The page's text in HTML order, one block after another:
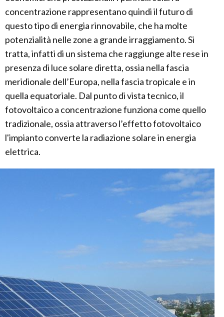
concentrazione rappresentano quindi il futuro di
questo tipo di energia rinnovabile, che ha molte
potenzialità nelle zone a grande irraggiamento. Si
tratta, infatti di un sistema che raggiunge alte rese in
presenza di luce solare diretta, ossia nella fascia
meridionale dell’Europa, nella fascia tropicale e in
quella equatoriale. Dal punto di vista tecnico, il
fotovoltaico a concentrazione funziona come quello
tradizionale, ossia attraverso l’effetto fotovoltaico
l'impianto converte la radiazione solare in energia
elettrica.